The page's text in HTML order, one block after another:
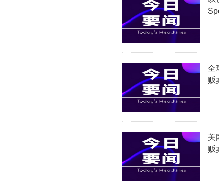
...
全
贩
...
美
贩
...